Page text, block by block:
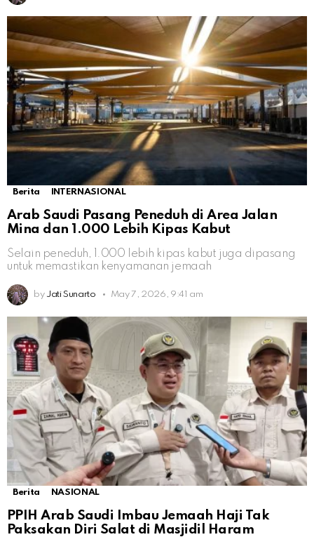
Berita INTERNASIONAL
Arab Saudi Pasang Peneduh di Area Jalan
Mina dan 1.000 Lebih Kipas Kabut
Selain peneduh, 1.000 lebih kipas kabut juga dipasang
untuk memastikan kenyamanan jemaah
by Jati Sunarto May 7, 2026, 9:41 am
Berita NASIONAL
PPIH Arab Saudi Imbau Jemaah Haji Tak
Paksakan Diri Salat di Masjidil Haram